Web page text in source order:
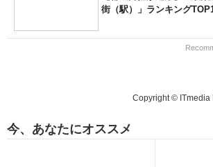
街（駅）」ランキング
Copyright © ITmedia
今、あなたにオススメ